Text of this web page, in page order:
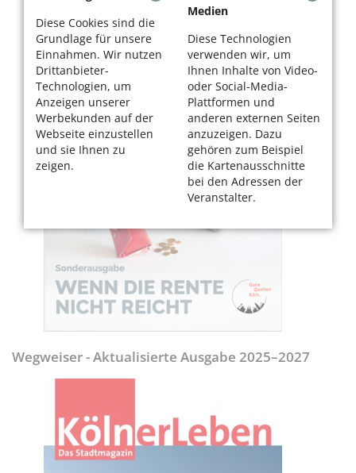
Diese Cookies sind die
Grundlage für unsere
Einnahmen. Wir nutzen
Drittanbieter-
Technologien, um
Anzeigen unserer
Werbekunden auf der
Webseite einzustellen
und sie Ihnen zu
zeigen.
Medien
Diese Technologien
verwenden wir, um
Ihnen Inhalte von Video-
oder Social-Media-
Plattformen und
anderen externen Seiten
anzuzeigen. Dazu
gehören zum Beispiel
die Kartenausschnitte
bei den Adressen der
Veranstalter.
Wegweiser - Aktualisierte Ausgabe 2025–2027